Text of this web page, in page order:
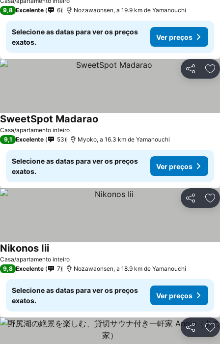
9,8 Excelente 6 Nozawaonsen, a 19.9 km de Yamanouchi
Selecione as datas para ver os preços
exatos.
Ver preços
Partilhar
Casa/apartamento inteiro
SweetSpot Madarao
9,1 Excelente 53 Myoko, a 16.3 km de Yamanouchi
Selecione as datas para ver os preços
exatos.
Ver preços
Partilhar
Casa/apartamento inteiro
Nikonos Iii
9,8 Excelente 7 Nozawaonsen, a 18.9 km de Yamanouchi
Selecione as datas para ver os preços
exatos.
Ver preços
Partilhar